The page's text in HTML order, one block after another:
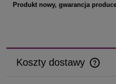
Produkt nowy, gwarancja
Koszty dostawy
Cena nie zawiera ewentualnych